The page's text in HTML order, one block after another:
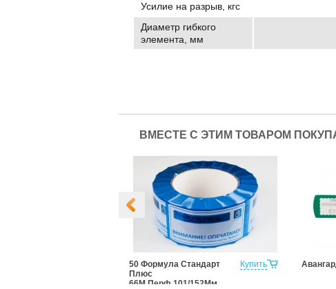
Усилие на разрыв, кгс
Диаметр гибкого
элемента, мм
ВМЕСТЕ С ЭТИМ ТОВАРОМ
Купить
50 Формула Стандарт
Плюс
66М.Перф.101/152Мм